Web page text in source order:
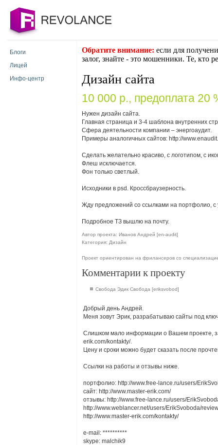
Блоги
Лицей
Инфо-центр
Обратите внимание: если для
залог, знайте - это мошенники. Те, кто
Дизайн сайта
10 000 p., предоплата 20
Нужен дизайн сайта.
Главная страница и 3-4 шаблона внутренних
Сфера деятельности компании – энергоаудит.
Примеры аналогичных сайтов: http://
Сделать желательно красиво, с логотипом, с
Флеш исключается.
Фон только светлый.
Исходники в psd. Кроссбраузерность.
Жду предложений со ссылками на портфолио, с
Подробное ТЗ вышлю на почту.
Автор проекта: Иванов Андрей [en-audit]
Категория: Дизайн
Проект ориентирован на фрилансеров со
Комментарии к проекту
Свобода Эдик Свобода [eriksvobod]
Добрый день Андрей.
Меня зовут Эрик, разрабатываю сайты под
Слишком мало информации о Вашем проекте,
erik.com/kontakty/.
Цену и сроки можно будет сказать после
Ссылки на работы и отзывы ниже.
портфолио: http://www.free-lance.ru/users/
сайт: http://www.master-erik.com/
отзывы: http://www.free-lance.ru/users/
http://www.weblancer.net/users/ErikSvoboda/
http://www.master-erik.com/kontakty/
e-mail: **********
skype: malchik9